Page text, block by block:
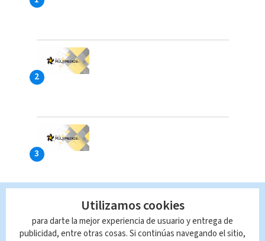
Utilizamos cookies
para darte la mejor experiencia de usuario y entrega de
publicidad, entre otras cosas. Si continúas navegando el sitio,